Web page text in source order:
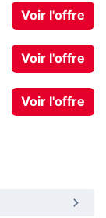
Voir l'offre
Voir l'offre
Voir l'offre